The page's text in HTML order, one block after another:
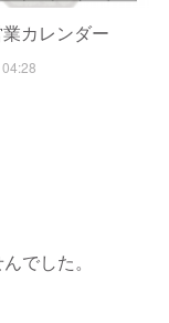
カレンダー
でした。